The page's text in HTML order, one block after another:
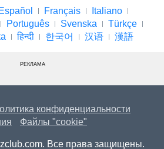
Español Français
Italiano
Português Svenska
Türkçe
हिन्दी 한국어 汉语 漢語
РЕКЛАМА
конфиденциальности
Файлы "cookie"
Все права защищены.